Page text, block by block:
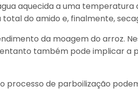
aquecida a uma temperatura
do amido e, finalmente,
da moagem do arroz.
também pode implicar a
de parboilização